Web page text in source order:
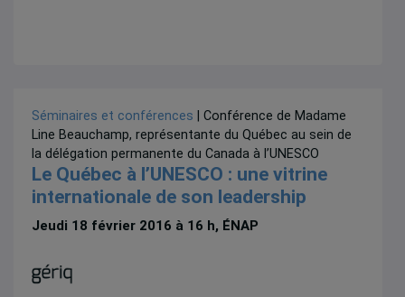
Séminaires et conférences | Conférence de Madame
Line Beauchamp, représentante du Québec au sein de
la délégation permanente du Canada à l’UNESCO
Le Québec à l’UNESCO : une vitrine
internationale de son leadership
Jeudi 18 février 2016 à 16 h, ÉNAP